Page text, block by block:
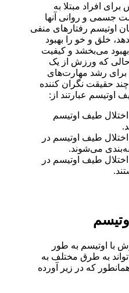
افراد مبتلا به
جسمی و روانی آنها
رفتارهای منفی
خلق و خو را بهبود
می‌بخشد و کیفیت
که ورزش از یک
رشد مهارت‌های
حقیقت نگران کننده
اوتیسم عبارتند از:
اختلال طیف اوتیسم
اختلال طیف اوتیسم در
می‌شوند.
اختلال طیف اوتیسم در
با اوتیسم به طور
به طرق مختلف به
که در زیر آورده